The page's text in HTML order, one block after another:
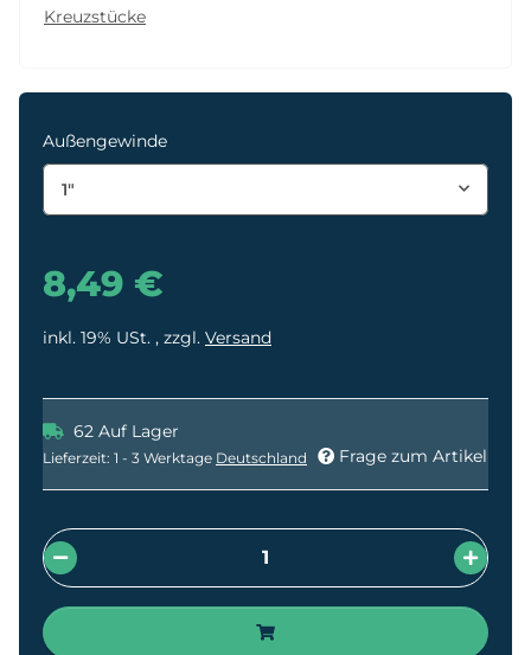
Kreuzstücke
Außengewinde
1"
8,49 €
inkl. 19% USt. , zzgl. Versand
62 Auf Lager
Lieferzeit: 1 - 3 Werktage Deutschland Frage zum Artikel